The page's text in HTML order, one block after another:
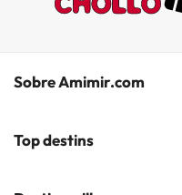
Sobre Amimir.com
¿Qui som?
Top destins
Hotels a Salou